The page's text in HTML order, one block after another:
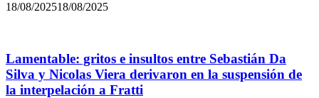
18/08/202518/08/2025
Lamentable: gritos e insultos entre Sebastián Da
Silva y Nicolas Viera derivaron en la suspensión de
la interpelación a Fratti